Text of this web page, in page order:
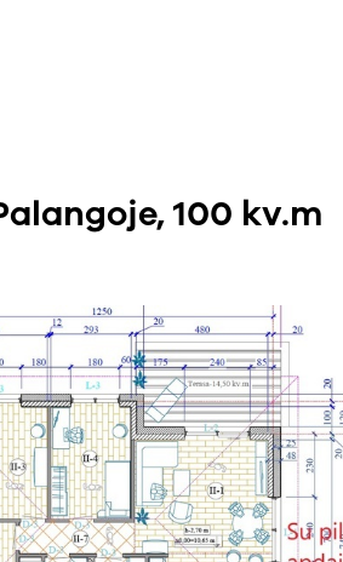
100 kv.m